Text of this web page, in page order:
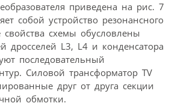
приведена на рис. 7
собой устройство резонансного
схемы обусловлены
дросселей L3, L4 и конденсатора
последовательный
Силовой трансформатор TV
друг от друга секции
обмотки.